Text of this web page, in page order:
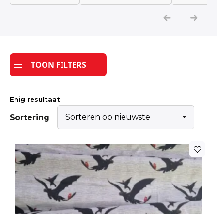
Katoen
Tijdpakker stof
TOON FILTERS
Enig resultaat
Sortering